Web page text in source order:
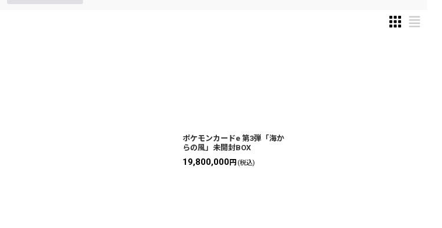
ポケモンカードe 第3弾「海か
らの風」未開封BOX
19,800,000円 (税込)